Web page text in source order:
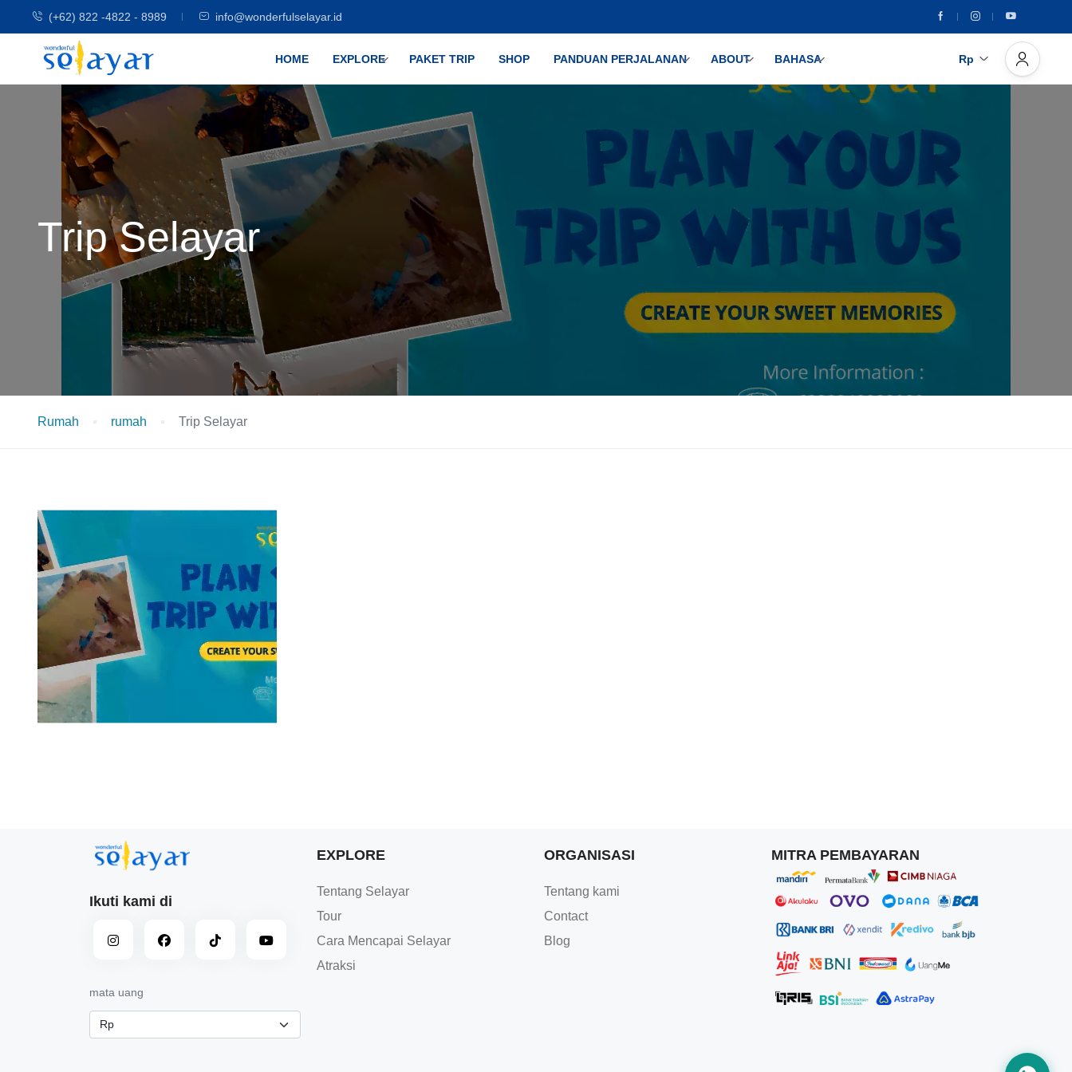
(+62) 822 -4822 - 8989 info@wonderfulselayar.id
HOME EXPLORE PAKET TRIP SHOP PANDUAN PERJALANAN ABOUT BAHASA Rp
Trip Selayar
Rumah rumah Trip Selayar
Ikuti kami di
mata uang
EXPLORE
Tentang Selayar
Tour
Cara Mencapai Selayar
Atraksi
ORGANISASI
Tentang kami
Contact
Blog
MITRA PEMBAYARAN